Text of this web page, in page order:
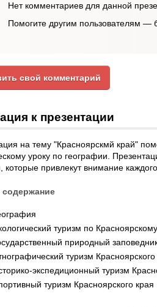
Нет комментариев для данной
Помогите другим пользователям —
свой комментарий
к презентации
на тему "Красноярскмй край"
уроку по географии.
которые привлекут внимание каждого.
содержание
туризм по
природный
туризм Красноярского
экспедиционный туризм
туризм Красноярского края